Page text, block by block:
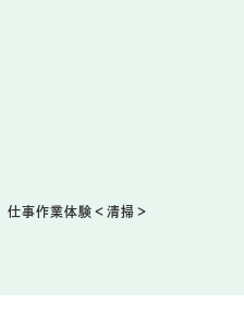
仕事作業体験＜清掃＞